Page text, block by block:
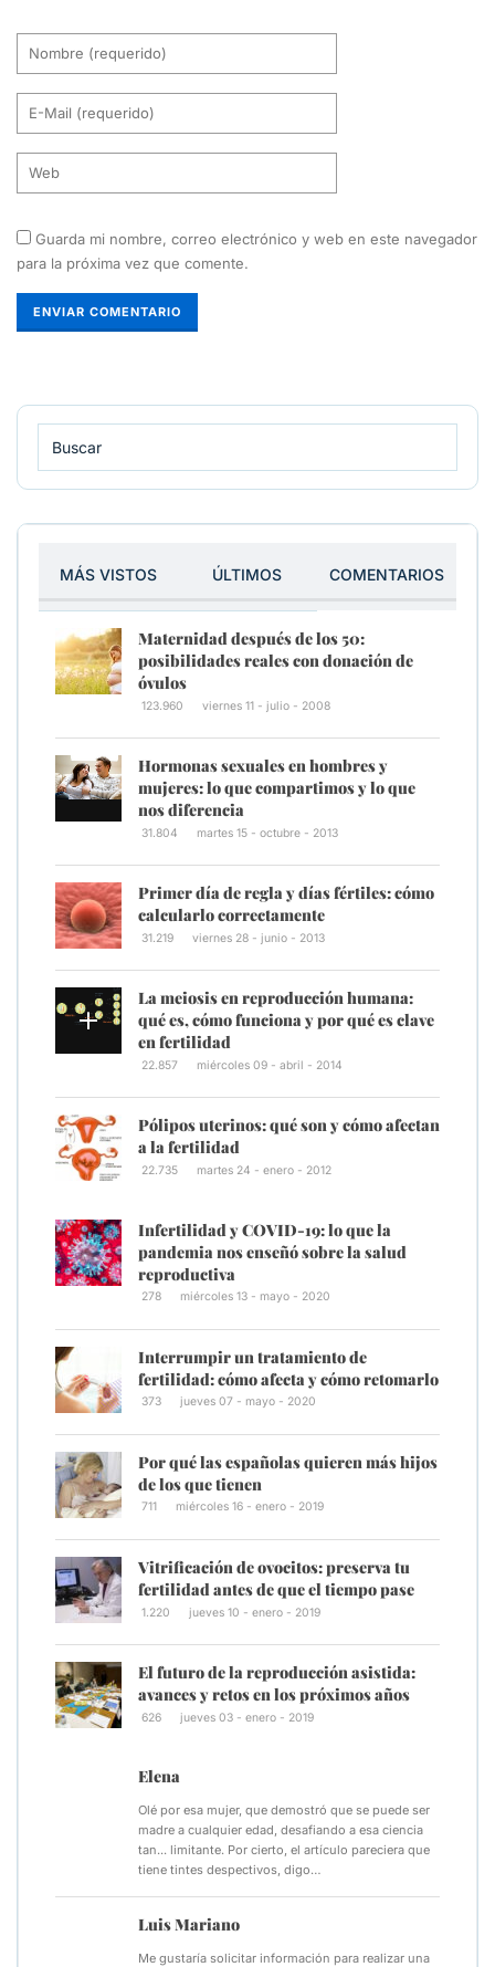
Guarda mi nombre, correo electrónico y web en este navegador
para la próxima vez que comente.
MÁS VISTOS ÚLTIMOS COMENTARIOS
Maternidad después de los 50:
posibilidades reales con donación de
óvulos
123.960 viernes 11 - julio - 2008
Hormonas sexuales en hombres y
mujeres: lo que compartimos y lo que
nos diferencia
31.804 martes 15 - octubre - 2013
Primer día de regla y días fértiles: cómo
calcularlo correctamente
31.219 viernes 28 - junio - 2013
La meiosis en reproducción humana:
qué es, cómo funciona y por qué es clave
en fertilidad
22.857 miércoles 09 - abril - 2014
Pólipos uterinos: qué son y cómo afectan
a la fertilidad
22.735 martes 24 - enero - 2012
Infertilidad y COVID-19: lo que la
pandemia nos enseñó sobre la salud
reproductiva
278 miércoles 13 - mayo - 2020
Interrumpir un tratamiento de
fertilidad: cómo afecta y cómo retomarlo
373 jueves 07 - mayo - 2020
Por qué las españolas quieren más hijos
de los que tienen
711 miércoles 16 - enero - 2019
Vitrificación de ovocitos: preserva tu
fertilidad antes de que el tiempo pase
1.220 jueves 10 - enero - 2019
El futuro de la reproducción asistida:
avances y retos en los próximos años
626 jueves 03 - enero - 2019
Elena
Olé por esa mujer, que demostró que se puede ser
madre a cualquier edad, desafiando a esa ciencia
tan... limitante. Por cierto, el artículo pareciera que
tiene tintes despectivos, digo…
Luis Mariano
Me gustaría solicitar información para realizar una